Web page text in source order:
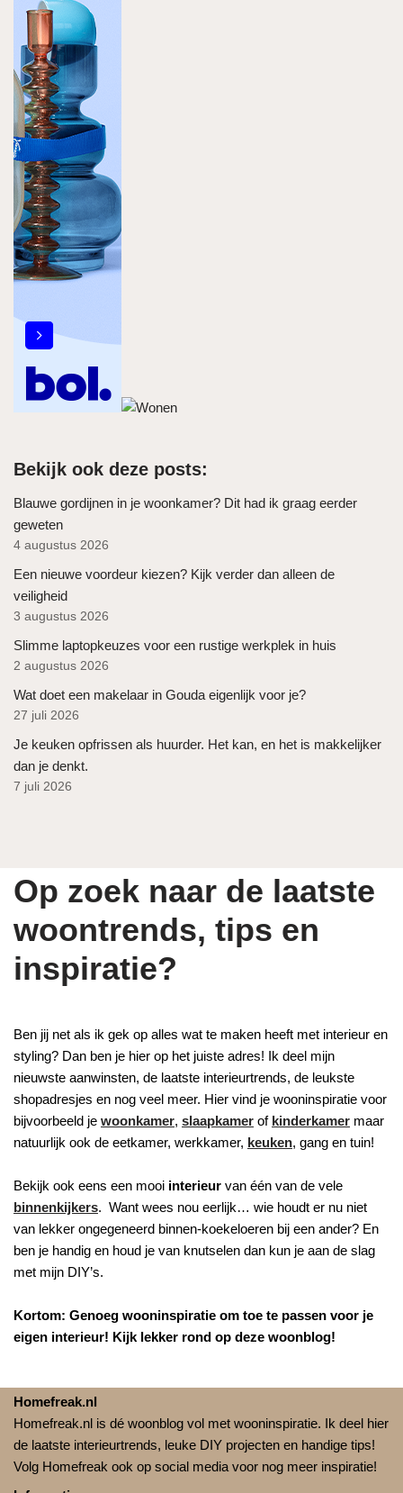
Bekijk ook deze posts:
Blauwe gordijnen in je woonkamer? Dit had ik graag eerder
geweten
4 augustus 2026
Een nieuwe voordeur kiezen? Kijk verder dan alleen de
veiligheid
3 augustus 2026
Slimme laptopkeuzes voor een rustige werkplek in huis
2 augustus 2026
Wat doet een makelaar in Gouda eigenlijk voor je?
27 juli 2026
Je keuken opfrissen als huurder. Het kan, en het is makkelijker
dan je denkt.
7 juli 2026
Op zoek naar de laatste
woontrends, tips en
inspiratie?
Ben jij net als ik gek op alles wat te maken heeft met interieur en
styling? Dan ben je hier op het juiste adres! Ik deel mijn
nieuwste aanwinsten, de laatste interieurtrends, de leukste
shopadresjes en nog veel meer. Hier vind je wooninspiratie voor
bijvoorbeeld je woonkamer, slaapkamer of kinderkamer maar
natuurlijk ook de eetkamer, werkkamer, keuken, gang en tuin!
Bekijk ook eens een mooi interieur van één van de vele
binnenkijkers. Want wees nou eerlijk… wie houdt er nu niet
van lekker ongegeneerd binnen-koekeloeren bij een ander? En
ben je handig en houd je van knutselen dan kun je aan de slag
met mijn DIY’s.
Kortom: Genoeg wooninspiratie om toe te passen voor je
eigen interieur! Kijk lekker rond op deze woonblog!
Homefreak.nl
Homefreak.nl is dé woonblog vol met wooninspiratie. Ik deel hier
de laatste interieurtrends, leuke DIY projecten en handige tips!
Volg Homefreak ook op social media voor nog meer inspiratie!